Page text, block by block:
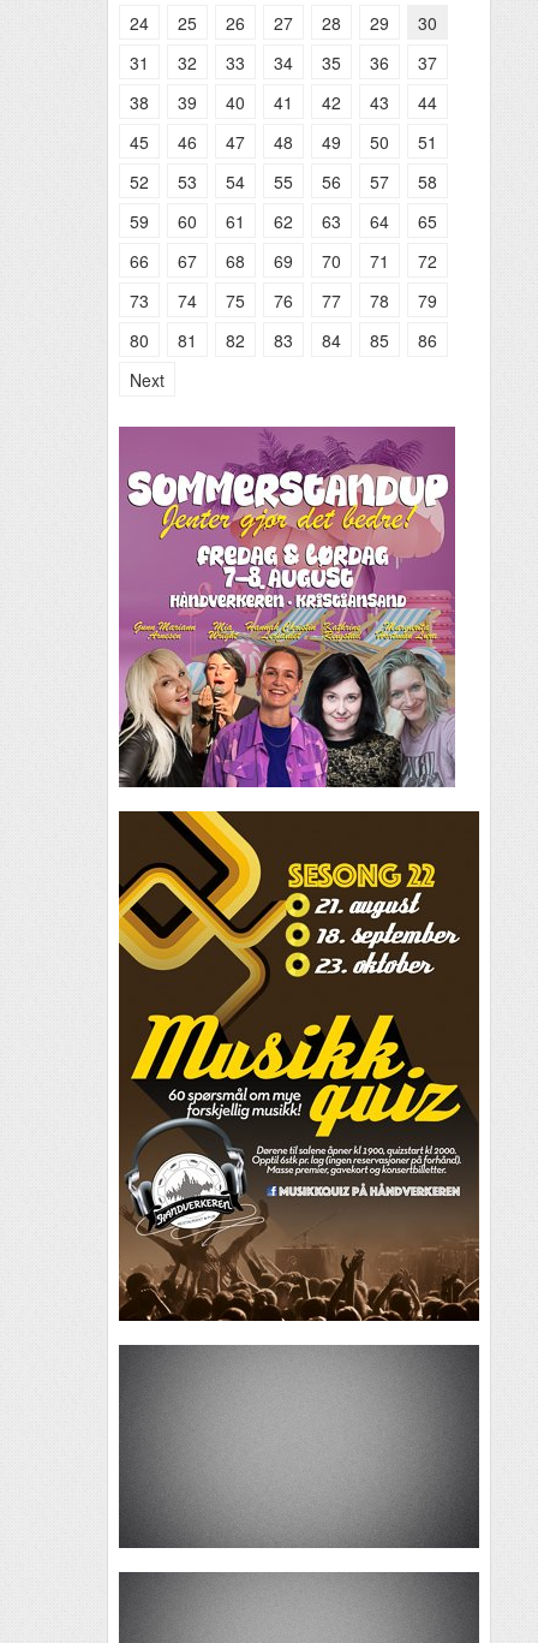
24 25 26 27 28 29
30
31
32 33 34 35 36
37
38
39 40 41 42 43
44
45
46 47 48 49 50
51
52
53 54 55 56 57
58
59
60 61 62 63 64
65
66
67 68 69 70 71
72
73
74 75 76 77 78
79
80
81 82 83 84 85
86
Next